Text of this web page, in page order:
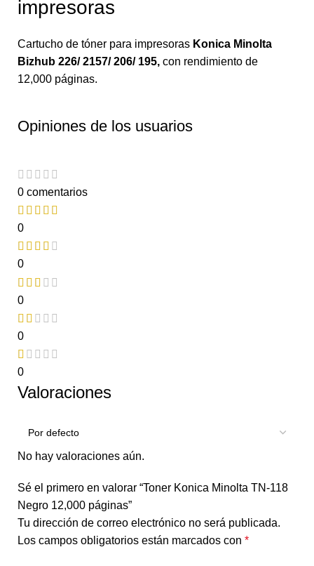
impresoras
Cartucho de tóner para impresoras Konica Minolta
Bizhub 226/ 2157/ 206/ 195, con rendimiento de
12,000 páginas.
Opiniones de los usuarios
0 comentarios
0
0
0
0
0
Valoraciones
No hay valoraciones aún.
Sé el primero en valorar “Toner Konica Minolta TN-118
Negro 12,000 páginas”
Tu dirección de correo electrónico no será publicada.
Los campos obligatorios están marcados con *